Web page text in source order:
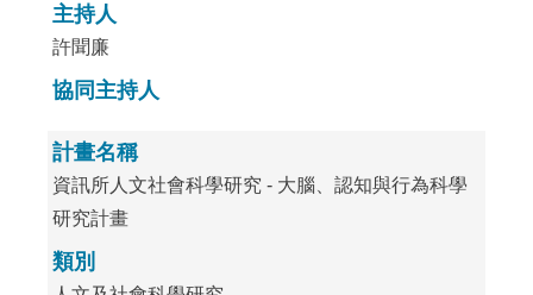
主持人
許聞廉
協同主持人
計畫名稱
資訊所人文社會科學研究 - 大腦、認知與行為科學
研究計畫
類別